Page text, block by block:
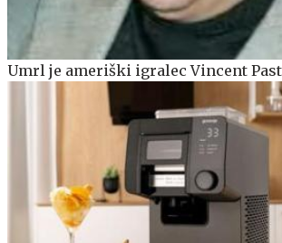
Umrl je ameriški igralec Vincent